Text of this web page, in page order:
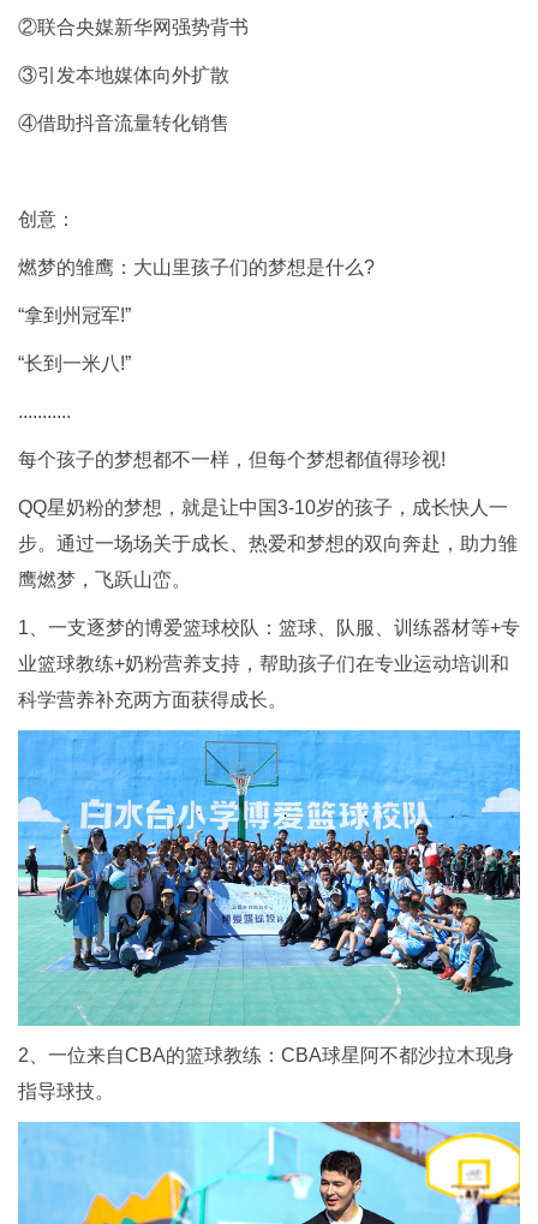
②联合央媒新华网强势背书
③引发本地媒体向外扩散
④借助抖音流量转化销售
创意：
燃梦的雏鹰：大山里孩子们的梦想是什么?
“拿到州冠军!”
“长到一米八!”
...........
每个孩子的梦想都不一样，但每个梦想都值得珍视!
QQ星奶粉的梦想，就是让中国3-10岁的孩子，成长快人一
步。通过一场场关于成长、热爱和梦想的双向奔赴，助力雏
鹰燃梦，飞跃山峦。
1、一支逐梦的博爱篮球校队：篮球、队服、训练器材等+专
业篮球教练+奶粉营养支持，帮助孩子们在专业运动培训和
科学营养补充两方面获得成长。
2、一位来自CBA的篮球教练：CBA球星阿不都沙拉木现身
指导球技。